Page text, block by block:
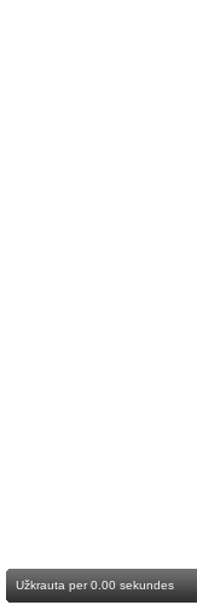
Užkrauta per 0.00 sekundes